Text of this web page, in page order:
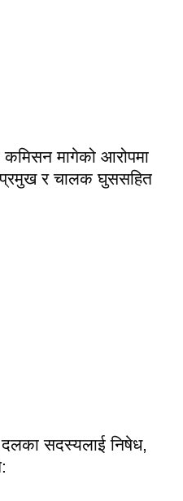
मागेको आरोपमा
प्रमुख र चालक घुससहित
दलका सदस्यलाई निषेध,